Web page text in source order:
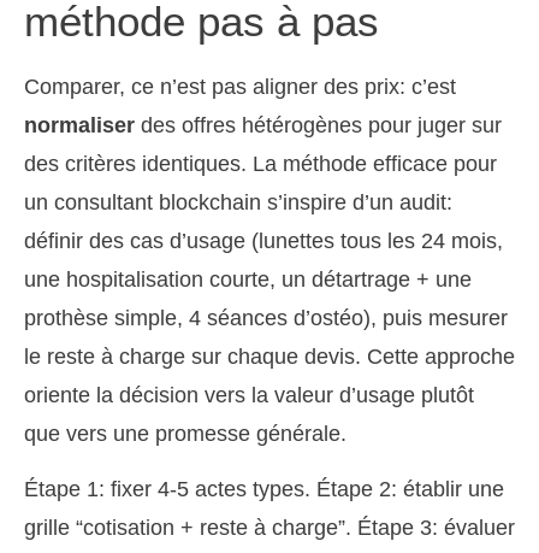
méthode pas à pas
Comparer, ce n’est pas aligner des prix: c’est
normaliser des offres hétérogènes pour juger sur
des critères identiques. La méthode efficace pour
un consultant blockchain s’inspire d’un audit:
définir des cas d’usage (lunettes tous les 24 mois,
une hospitalisation courte, un détartrage + une
prothèse simple, 4 séances d’ostéo), puis mesurer
le reste à charge sur chaque devis. Cette approche
oriente la décision vers la valeur d’usage plutôt
que vers une promesse générale.
Étape 1: fixer 4-5 actes types. Étape 2: établir une
grille “cotisation + reste à charge”. Étape 3: évaluer